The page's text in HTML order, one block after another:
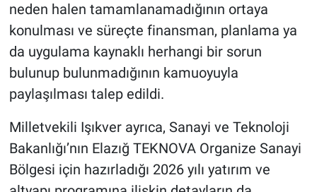
neden halen tamamlanamadığının ortaya
konulması ve süreçte finansman, planlama ya
da uygulama kaynaklı herhangi bir sorun
bulunup bulunmadığının kamuoyuyla
paylaşılması talep edildi.
Milletvekili Işıkver ayrıca, Sanayi ve Teknoloji
Bakanlığı’nın Elazığ TEKNOVA Organize Sanayi
Bölgesi için hazırladığı 2026 yılı yatırım ve